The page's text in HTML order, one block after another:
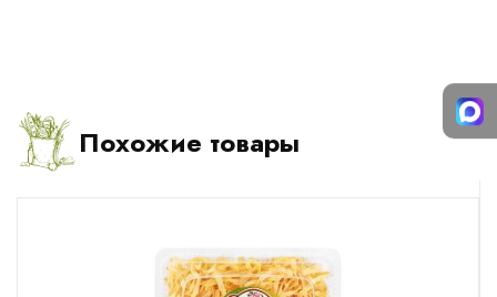
Похожие товары